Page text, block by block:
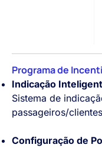
Programa de
Indicação
Sistema de
passageiros/
Configuração de